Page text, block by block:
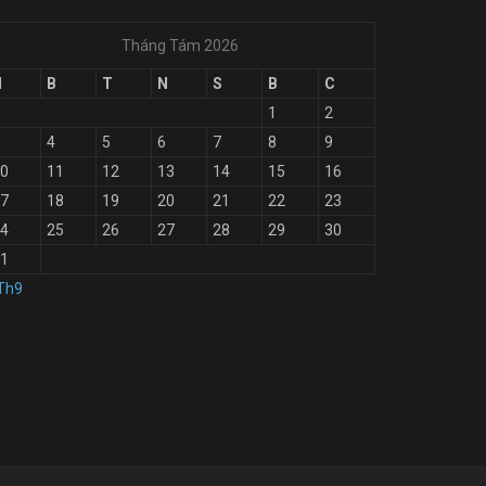
Tháng Tám 2026
B T N S B
C
1
2
4 5 6 7 8
9
11 12 13 14 15
16
18 19 20 21 22
23
25 26 27 28 29
30